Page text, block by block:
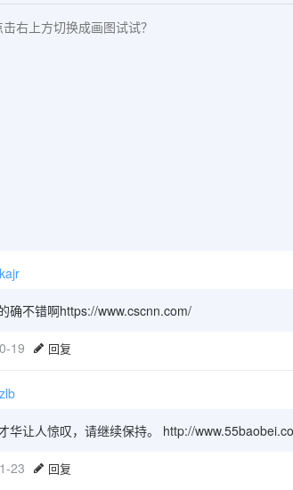
确不错啊https://www.cscnn.com/
19 回复
华让人惊叹，请继续保持。 http://
23 回复